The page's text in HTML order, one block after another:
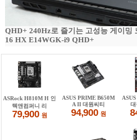
QHD+ 240Hz로 즐기는 고성능 게이밍
16 HX E14WGK-i9 QHD+